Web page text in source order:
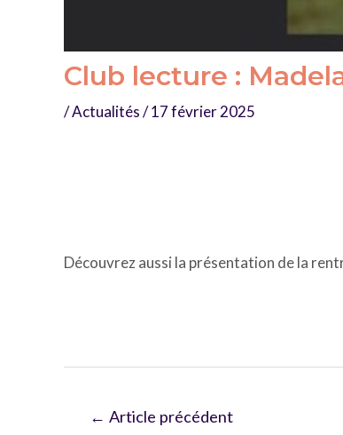
Club lecture :
/Actualités/17 février 2025
Découvrez aussi la présentation de la
Navigation
← Article précédent